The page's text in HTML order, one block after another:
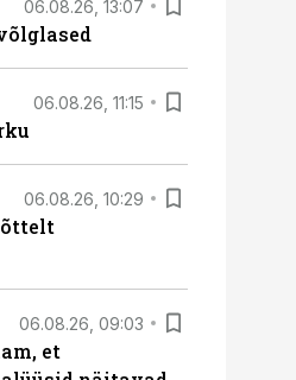
06.08.26, 13:07
06.08.26, 11:15
06.08.26, 10:29
06.08.26, 09:03
et